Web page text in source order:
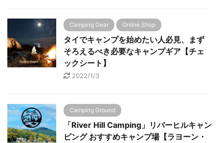
Camping Gear Online Shop
タイでキャンプを始めたい人必見、まず
そろえるべき必要なキャンプギア【チェ
ックシート】
2022/1/3
Camping Ground
「River Hill Camping」リバーヒルキャン
ピング おすすめキャンプ場【ラヨーン・